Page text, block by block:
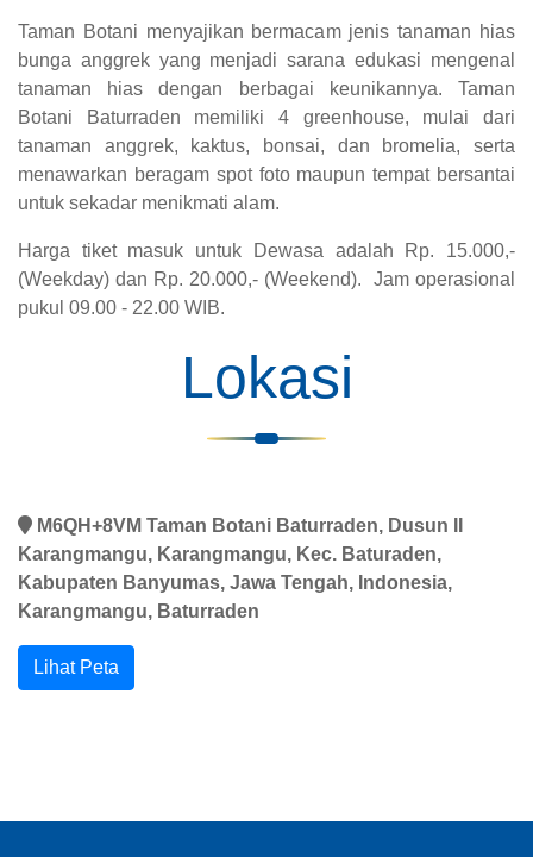
Taman Botani menyajikan bermacam jenis tanaman hias
bunga anggrek yang menjadi sarana edukasi mengenal
tanaman hias dengan berbagai keunikannya. Taman
Botani Baturraden memiliki 4 greenhouse, mulai dari
tanaman anggrek, kaktus, bonsai, dan bromelia, serta
menawarkan beragam spot foto maupun tempat bersantai
untuk sekadar menikmati alam.
Harga tiket masuk untuk Dewasa adalah Rp. 15.000,-
(Weekday) dan Rp. 20.000,- (Weekend). Jam operasional
pukul 09.00 - 22.00 WIB.
Lokasi
M6QH+8VM Taman Botani Baturraden, Dusun II
Karangmangu, Karangmangu, Kec. Baturaden,
Kabupaten Banyumas, Jawa Tengah, Indonesia,
Karangmangu, Baturraden
Lihat Peta